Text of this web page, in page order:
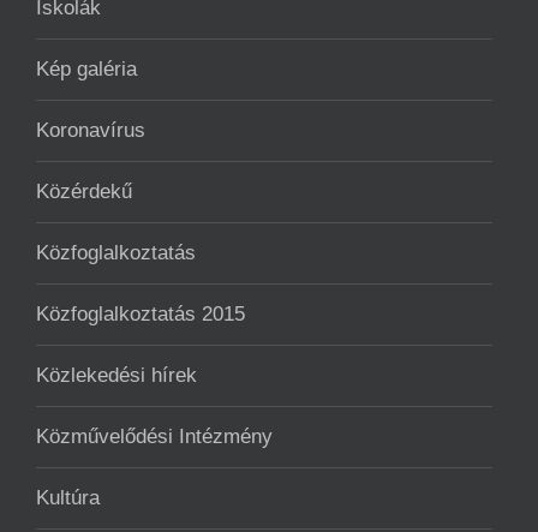
Iskolák
Kép galéria
Koronavírus
Közérdekű
Közfoglalkoztatás
Közfoglalkoztatás 2015
Közlekedési hírek
Közművelődési Intézmény
Kultúra